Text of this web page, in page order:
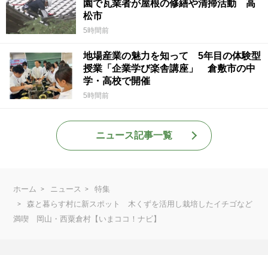
園で瓦業者が屋根の修繕や清掃活動 高
松市
5時間前
地場産業の魅力を知って 5年目の体験型
授業「企業学び楽舎講座」 倉敷市の中
学・高校で開催
5時間前
ニュース記事一覧
ホーム ニュース
特集
森と暮らす村に新スポット 木くずを活用し栽培したイチゴなど
満喫 岡山・西粟倉村【いまココ！ナビ】